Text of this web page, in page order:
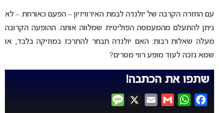
עם החזרה הקרבה של יולנדה לבמת האירוויזיון – הפעם כאורחת – לא
ניתן להתעלם מהמעמסה הפוליטית שמלווה אותה. ההופעה הקרובה
מעלה שאלות רבות: האם יולנדה תבחר להתרכז במוזיקה בלבד, או
שמא נזכה לעוד מופע רווי מסרים?
שתפו את הכתבה!
Facebook
WhatsApp
Gmail
Email